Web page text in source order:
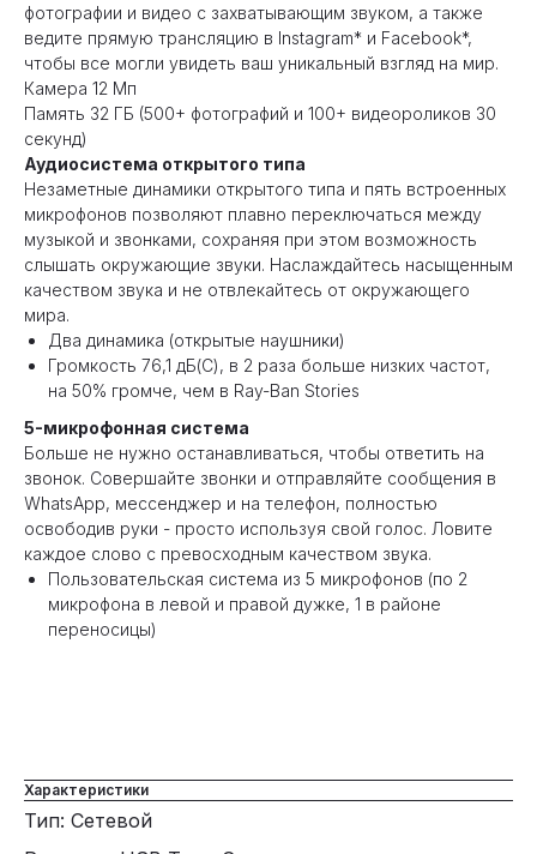
фотографии и видео с захватывающим звуком, а также
ведите прямую трансляцию в Instagram* и Facebook*,
чтобы все могли увидеть ваш уникальный взгляд на мир.
Камера 12 Мп
Память 32 ГБ (500+ фотографий и 100+ видеороликов 30
секунд)
Аудиосистема открытого типа
Незаметные динамики открытого типа и пять встроенных
микрофонов позволяют плавно переключаться между
музыкой и звонками, сохраняя при этом возможность
слышать окружающие звуки. Наслаждайтесь насыщенным
качеством звука и не отвлекайтесь от окружающего
мира.
Два динамика (открытые наушники)
Громкость 76,1 дБ(C), в 2 раза больше низких частот,
на 50% громче, чем в Ray-Ban Stories
5-микрофонная система
Больше не нужно останавливаться, чтобы ответить на
звонок. Совершайте звонки и отправляйте сообщения в
WhatsApp, мессенджер и на телефон, полностью
освободив руки - просто используя свой голос. Ловите
каждое слово с превосходным качеством звука.
Пользовательская система из 5 микрофонов (по 2
микрофона в левой и правой дужке, 1 в районе
переносицы)
Характеристики
Тип: Сетевой